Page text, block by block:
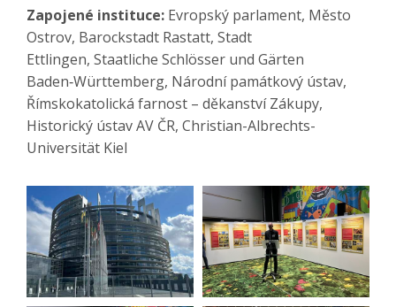
Zapojené instituce: Evropský parlament, Město
Ostrov, Barockstadt Rastatt, Stadt
Ettlingen, Staatliche Schlösser und Gärten
Baden‑Württemberg, Národní památkový ústav,
Římskokatolická farnost – děkanství Zákupy,
Historický ústav AV ČR, Christian-Albrechts-
Universität Kiel